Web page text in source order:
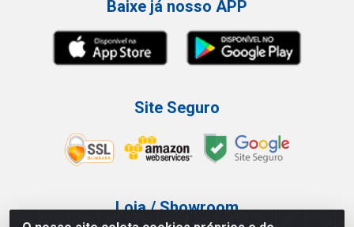
Baixe já nosso APP
Site Seguro
Loja / Showroom